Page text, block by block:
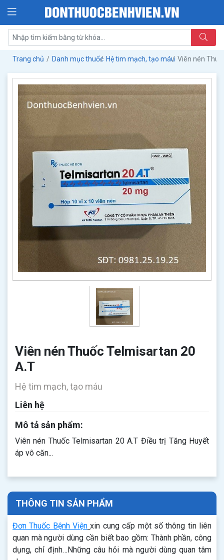
Trang chủ Danh mục thuốc Hệ tim mạch, tạo máu Viên nén
Viên nén Thuốc Telmisartan 20
A.T
Hệ tim mạch, tạo máu
Liên hệ
Mô tả sản phẩm:
Viên nén Thuốc Telmisartan 20 A.T Điều trị Tăng Huyết
áp vô căn...
THÔNG TIN SẢN PHẨM
Đơn Thuốc Bệnh Viện xin cung cấp một số thông tin liên
quan mà người dùng cần biết bao gồm: Thành phần, công
dụng, chỉ định…Những câu hỏi mà người dùng quan tâm